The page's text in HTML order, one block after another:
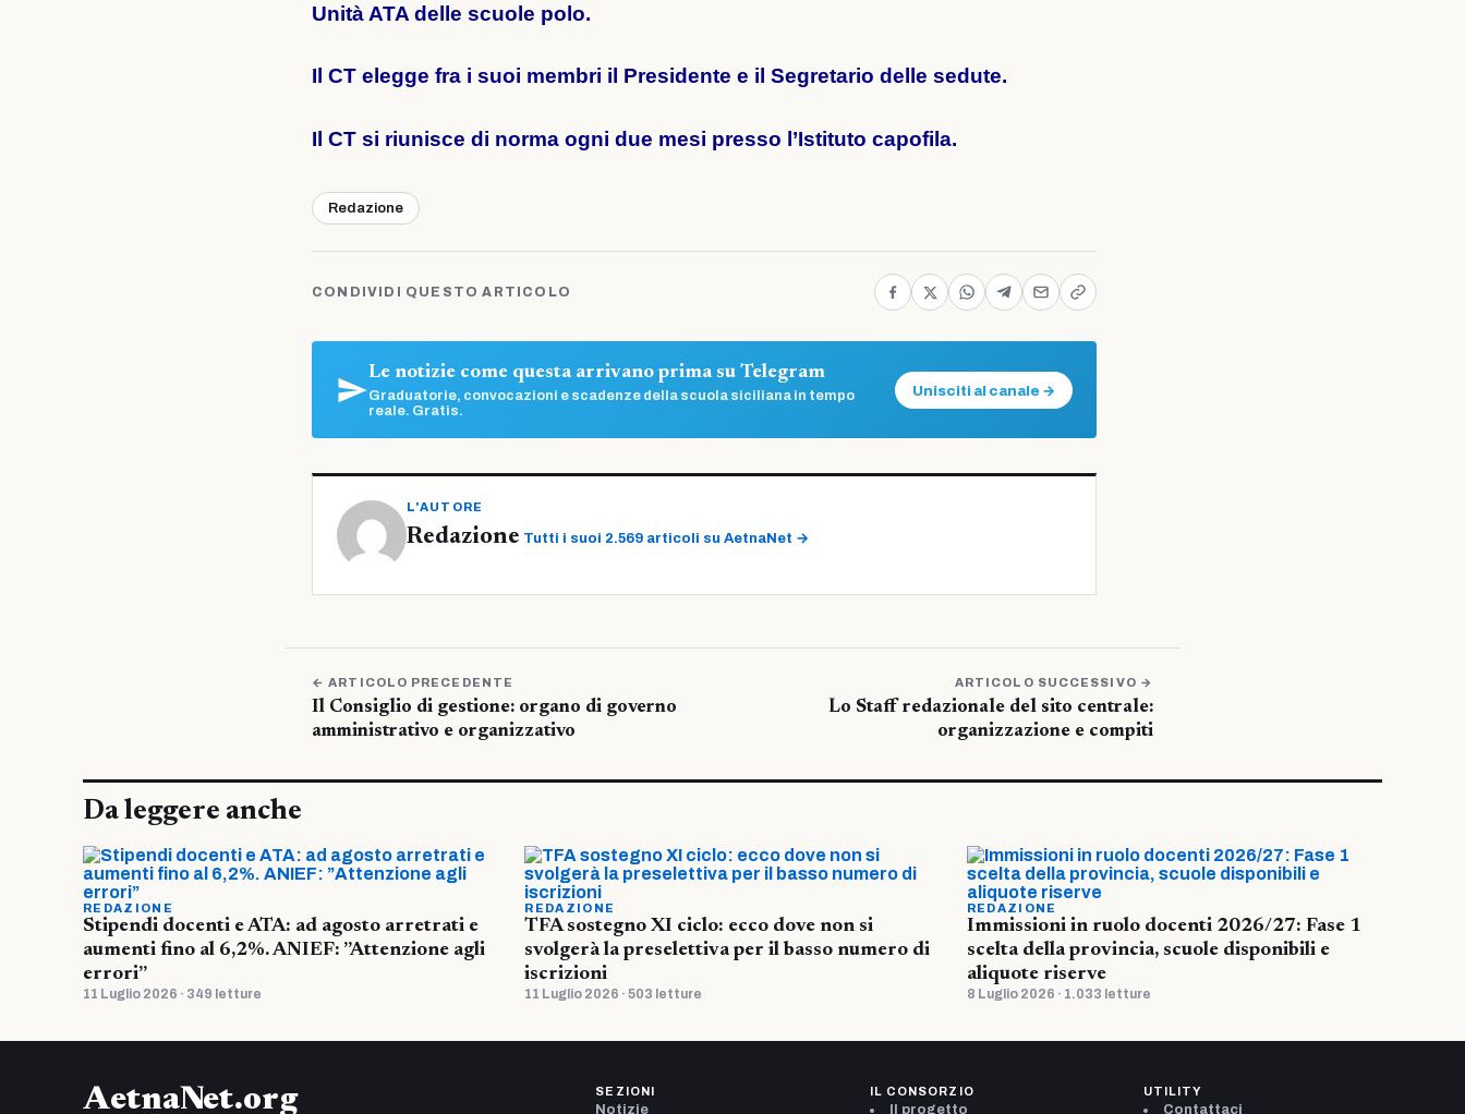
Unità ATA delle scuole polo.
Il CT elegge fra i suoi membri il Presidente e il Segretario delle sedute.
Il CT si riunisce di norma ogni due mesi presso l’Istituto capofila.
Redazione
CONDIVIDI QUESTO ARTICOLO
Le notizie come questa arrivano prima su Telegram
Graduatorie, convocazioni e scadenze della scuola siciliana in tempo
reale. Gratis.
Unisciti al canale →
L'AUTORE
Redazione Tutti i suoi 2.569 articoli su AetnaNet →
← ARTICOLO PRECEDENTE
Il Consiglio di gestione: organo di governo
amministrativo e organizzativo
ARTICOLO SUCCESSIVO →
Lo Staff redazionale del sito centrale:
organizzazione e compiti
Da leggere anche
REDAZIONE
Stipendi docenti e ATA: ad agosto arretrati e
aumenti fino al 6,2%. ANIEF: ”Attenzione agli
errori”
11 Luglio 2026 · 349 letture
REDAZIONE
TFA sostegno XI ciclo: ecco dove non si
svolgerà la preselettiva per il basso numero di
iscrizioni
11 Luglio 2026 · 503 letture
REDAZIONE
Immissioni in ruolo docenti 2026/27: Fase 1
scelta della provincia, scuole disponibili e
aliquote riserve
8 Luglio 2026 · 1.033 letture
AetnaNet.org SEZIONI
Notizie
IL CONSORZIO
Il progetto
UTILITY
Contattaci